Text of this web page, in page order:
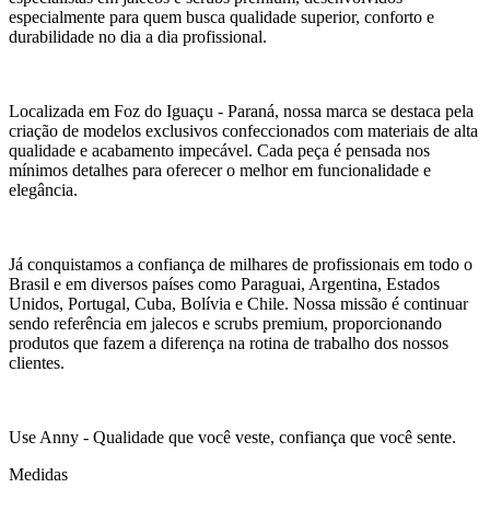
especialmente para quem busca qualidade superior, conforto e
durabilidade no dia a dia profissional.
Localizada em Foz do Iguaçu - Paraná, nossa marca se destaca pela
criação de modelos exclusivos confeccionados com materiais de alta
qualidade e acabamento impecável. Cada peça é pensada nos
mínimos detalhes para oferecer o melhor em funcionalidade e
elegância.
Já conquistamos a confiança de milhares de profissionais em todo o
Brasil e em diversos países como Paraguai, Argentina, Estados
Unidos, Portugal, Cuba, Bolívia e Chile. Nossa missão é continuar
sendo referência em jalecos e scrubs premium, proporcionando
produtos que fazem a diferença na rotina de trabalho dos nossos
clientes.
Use Anny - Qualidade que você veste, confiança que você sente.
Medidas